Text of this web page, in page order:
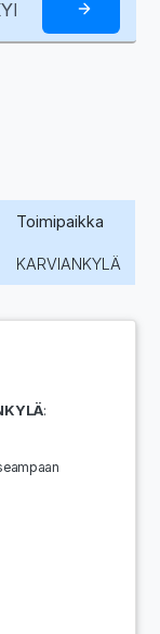
Toimipaikka
KARVIANKYLÄ
: